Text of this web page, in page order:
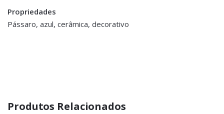
Propriedades
Pássaro, azul, cerâmica, decorativo
Produtos Relacionados